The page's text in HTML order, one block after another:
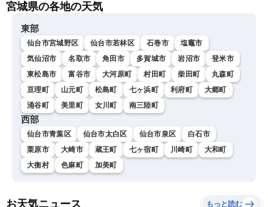
宮城県の各地の天気
東部
仙台市宮城野区 仙台市若林区 石巻市
塩竈市
気仙沼市
名取市 角田市 多賀城市 岩沼市
登米市
東松島市
富谷市 大河原町 村田町 柴田町
丸森町
亘理町
山元町 松島町 七ヶ浜町 利府町
大郷町
涌谷町
美里町 女川町 南三陸町
西部
仙台市青葉区 仙台市太白区 仙台市泉区
白石市
栗原市
大崎市 蔵王町 七ヶ宿町 川崎町
大和町
大衡村
色麻町 加美町
お天気ニュース もっと読む